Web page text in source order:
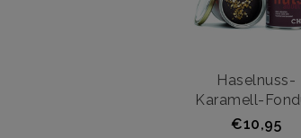
Haselnuss-
Karamell-
€10,95